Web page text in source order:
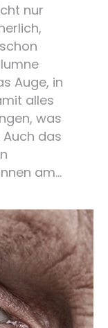
nur
Auge, in
alles
was
das
am…